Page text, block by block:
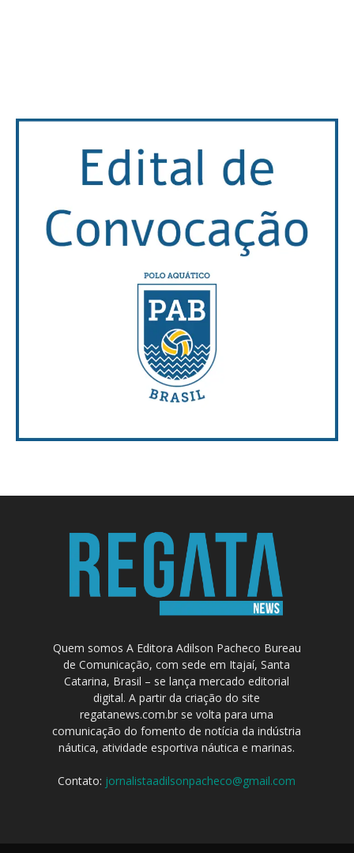
Quem somos A Editora Adilson Pacheco Bureau
de Comunicação, com sede em Itajaí, Santa
Catarina, Brasil – se lança mercado editorial
digital. A partir da criação do site
regatanews.com.br se volta para uma
comunicação do fomento de notícia da indústria
náutica, atividade esportiva náutica e marinas.
Contato: jornalistaadilsonpacheco@gmail.com